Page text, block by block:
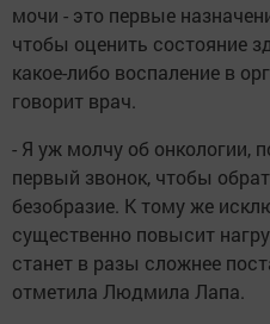
мочи - это первые
чтобы оценить состояние
какое-либо воспаление в
говорит врач.
- Я уж молчу об онкологии,
первый звонок, чтобы
безобразие. К тому же
существенно повысит
станет в разы сложнее
отметила Людмила Лапа.